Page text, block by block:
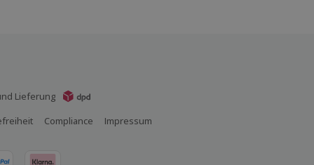
Lieferung
Compliance Impressum